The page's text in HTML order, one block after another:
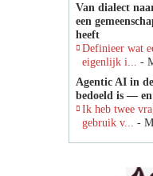
Van dialect
een
heeft
Definieer wat
eigenlijk i... -
Agentic AI in
bedoeld is —
Ik heb twee
gebruik v... -